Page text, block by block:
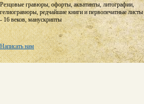
Резцовые гравюры, офорты, акватинты, литографии,
гелиогравюры, редчайшие книги и первопечатные
- 16 веков, манускрипты
Написать нам